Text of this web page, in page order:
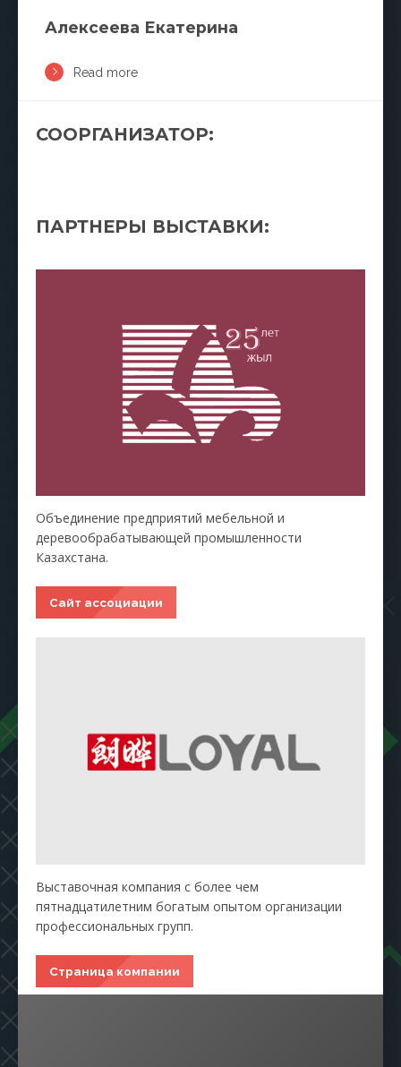
Алексеева Екатерина
Read more
СООРГАНИЗАТОР:
ПАРТНЕРЫ ВЫСТАВКИ:
Объединение предприятий мебельной и
деревообрабатывающей промышленности
Казахстана.
Сайт ассоциации
Выставочная компания с более чем
пятнадцатилетним богатым опытом организации
профессиональных групп.
Страница компании